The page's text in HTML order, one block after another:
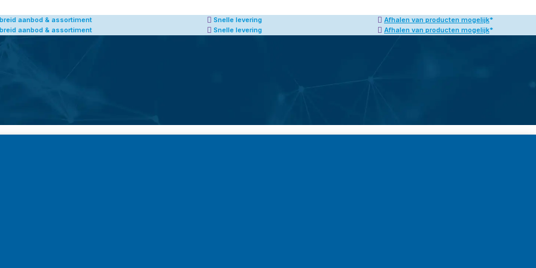
Snelle levering Afhalen van producten mogelijk
Altijd persoonlijk advies
Snelle levering Afhalen van producten mogelijk Altijd persoonlijk advies